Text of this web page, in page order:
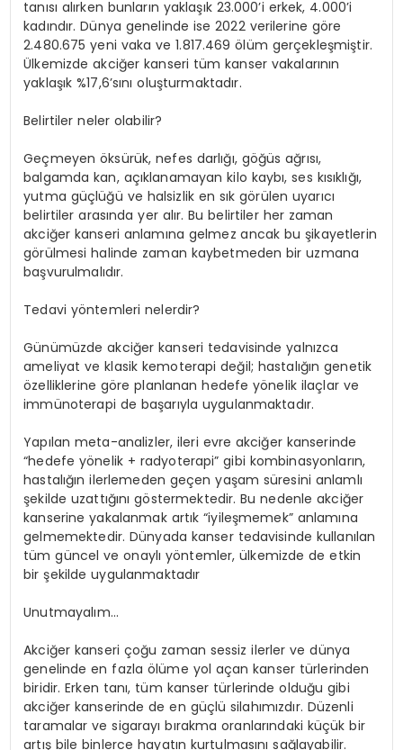
tanısı alırken bunların yaklaşık 23.000’i erkek, 4.000’i
kadındır. Dünya genelinde ise 2022 verilerine göre
2.480.675 yeni vaka ve 1.817.469 ölüm gerçekleşmiştir.
Ülkemizde akciğer kanseri tüm kanser vakalarının
yaklaşık %17,6’sını oluşturmaktadır.
Belirtiler neler olabilir?
Geçmeyen öksürük, nefes darlığı, göğüs ağrısı,
balgamda kan, açıklanamayan kilo kaybı, ses kısıklığı,
yutma güçlüğü ve halsizlik en sık görülen uyarıcı
belirtiler arasında yer alır. Bu belirtiler her zaman
akciğer kanseri anlamına gelmez ancak bu şikayetlerin
görülmesi halinde zaman kaybetmeden bir uzmana
başvurulmalıdır.
Tedavi yöntemleri nelerdir?
Günümüzde akciğer kanseri tedavisinde yalnızca
ameliyat ve klasik kemoterapi değil; hastalığın genetik
özelliklerine göre planlanan hedefe yönelik ilaçlar ve
immünoterapi de başarıyla uygulanmaktadır.
Yapılan meta-analizler, ileri evre akciğer kanserinde
“hedefe yönelik + radyoterapi” gibi kombinasyonların,
hastalığın ilerlemeden geçen yaşam süresini anlamlı
şekilde uzattığını göstermektedir. Bu nedenle akciğer
kanserine yakalanmak artık “iyileşmemek” anlamına
gelmemektedir. Dünyada kanser tedavisinde kullanılan
tüm güncel ve onaylı yöntemler, ülkemizde de etkin
bir şekilde uygulanmaktadır
Unutmayalım…
Akciğer kanseri çoğu zaman sessiz ilerler ve dünya
genelinde en fazla ölüme yol açan kanser türlerinden
biridir. Erken tanı, tüm kanser türlerinde olduğu gibi
akciğer kanserinde de en güçlü silahımızdır. Düzenli
taramalar ve sigarayı bırakma oranlarındaki küçük bir
artış bile binlerce hayatın kurtulmasını sağlayabilir.